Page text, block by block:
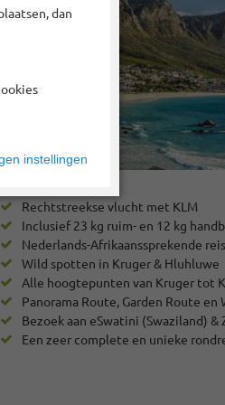
Rechtstreekse vlucht met KLM
Inclusief 23 kg ruim- en 12 kg
Nederlands-Afrikaanssprekende
Wild spotten in Kruger & Hluhluwe
Alle hoogtepunten van Kruger tot
Panorama Route, Garden Route en
Bezoek aan eSwatini (Swaziland) &
Een zeer complete en unieke
dan
instellingen